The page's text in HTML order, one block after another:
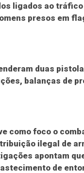
ligados ao
presos em
duas
balanças de
como foco o
ilegal de
apontam
de